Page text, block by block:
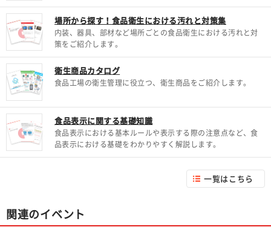
場所から探す！食品衛生における汚れと対策集
内装、器具、部材など場所ごとの食品衛生における汚れと対
策をご紹介します。
衛生商品カタログ
食品工場の衛生管理に役立つ、衛生商品をご紹介します。
食品表示に関する基礎知識
食品表示における基本ルールや表示する際の注意点など、食
品表示における基礎をわかりやすく解説します。
一覧はこちら
関連のイベント